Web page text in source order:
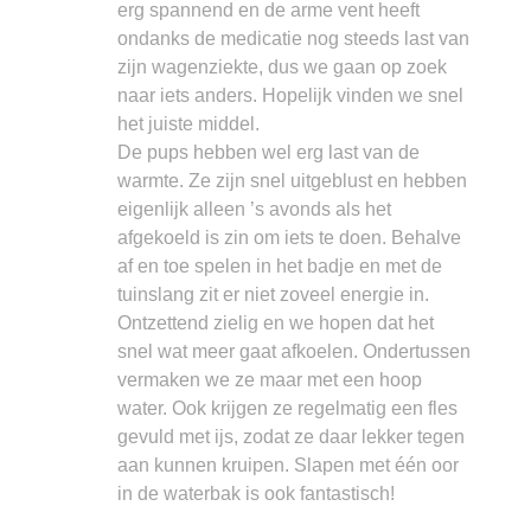
erg spannend en de arme vent heeft
ondanks de medicatie nog steeds last van
zijn wagenziekte, dus we gaan op zoek
naar iets anders. Hopelijk vinden we snel
het juiste middel.
De pups hebben wel erg last van de
warmte. Ze zijn snel uitgeblust en hebben
eigenlijk alleen ’s avonds als het
afgekoeld is zin om iets te doen. Behalve
af en toe spelen in het badje en met de
tuinslang zit er niet zoveel energie in.
Ontzettend zielig en we hopen dat het
snel wat meer gaat afkoelen. Ondertussen
vermaken we ze maar met een hoop
water. Ook krijgen ze regelmatig een fles
gevuld met ijs, zodat ze daar lekker tegen
aan kunnen kruipen. Slapen met één oor
in de waterbak is ook fantastisch!